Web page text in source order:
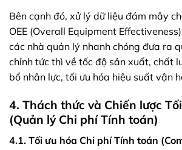
Bên cạnh đó, xử lý dữ liệu đám mây
OEE (Overall Equipment
các nhà quản lý nhanh chóng đưa ra
chỉnh tức thì về tốc độ sản xuất, chất
bổ nhân lực, tối ưu hóa hiệu suất vận
4. Thách thức và Chiến lược
(Quản lý Chi phí Tính toán)
4.1. Tối ưu hóa Chi phí Tính toán